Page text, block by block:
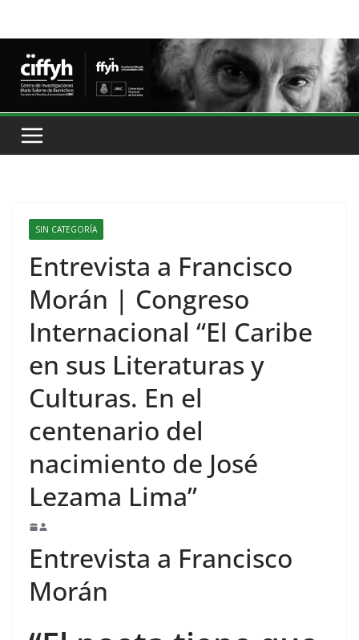
SIN CATEGORÍA
Entrevista a Francisco
Morán | Congreso
Internacional “El Caribe
en sus Literaturas y
Culturas. En el
centenario del
nacimiento de José
Lezama Lima”
Entrevista a Francisco
Morán